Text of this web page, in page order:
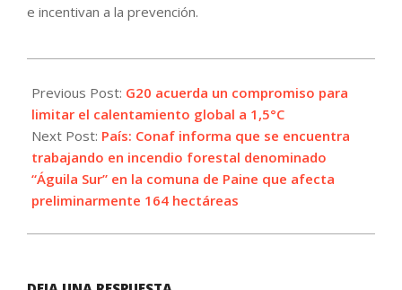
e incentivan a la prevención.
10-
31
Previous Post: G20 acuerda un compromiso para
limitar el calentamiento global a 1,5°C
Next Post: País: Conaf informa que se encuentra
trabajando en incendio forestal denominado
“Águila Sur” en la comuna de Paine que afecta
preliminarmente 164 hectáreas